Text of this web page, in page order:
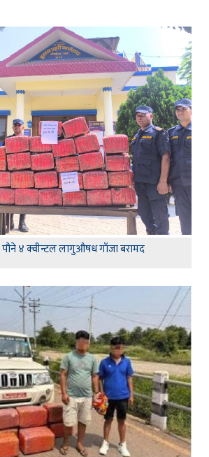
पौने ४ क्वीन्टल लागुऔषध गाँजा बरामद